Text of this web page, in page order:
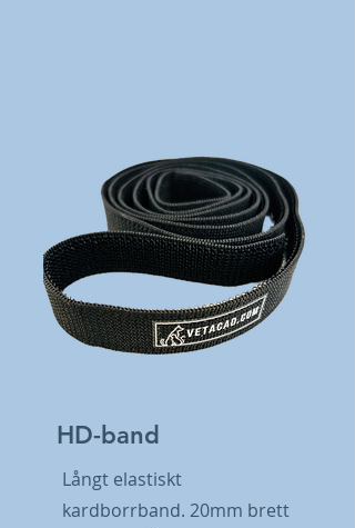
HD-band
Långt elastiskt
kardborrband. 20mm brett